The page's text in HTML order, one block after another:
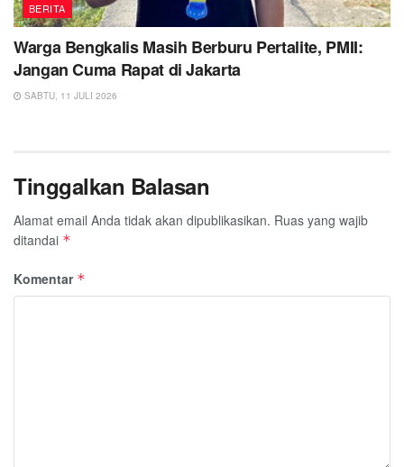
BERITA
Warga Bengkalis Masih Berburu Pertalite, PMII:
Jangan Cuma Rapat di Jakarta
SABTU, 11 JULI 2026
Tinggalkan Balasan
Alamat email Anda tidak akan dipublikasikan. Ruas yang wajib
ditandai *
Komentar *